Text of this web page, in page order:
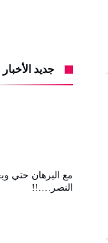
جديد الأخبار
مع البرهان حتي
النصر….!!